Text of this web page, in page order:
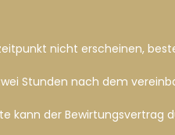
nicht erscheinen,
Stunden nach dem
kann der Bewirtungsvertrag